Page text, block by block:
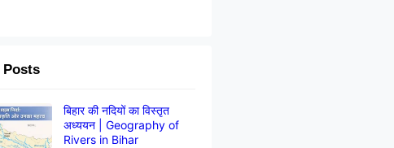
Posts
बिहार की नदियों का विस्तृत
अध्ययन | Geography of
Rivers in Bihar